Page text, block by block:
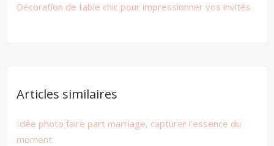
Décoration de table chic pour impressionner vos invités
Articles similaires
Idée photo faire part marriage, capturer l’essence du
moment.